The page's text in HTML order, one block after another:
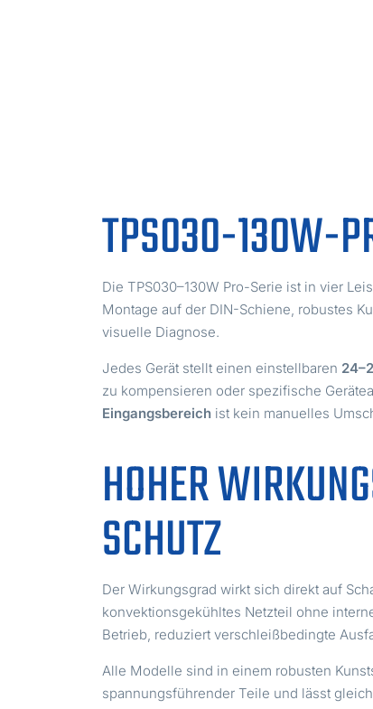
TPS030-130W-
Die TPS030–130W Pro-Serie ist in vier
Montage auf der DIN-Schiene, robustes
visuelle Diagnose.
Jedes Gerät stellt einen einstellbaren
zu kompensieren oder spezifische
Eingangsbereich ist kein manuelles
HOHER
SCHUTZ
Der Wirkungsgrad wirkt sich direkt auf
konvektionsgekühltes Netzteil ohne
Betrieb, reduziert verschleißbedingte
Alle Modelle sind in einem robusten
spannungsführender Teile und lässt